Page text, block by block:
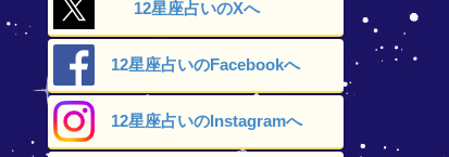
12星座占いのXへ
12星座占いのFacebookへ
12星座占いのInstagramへ